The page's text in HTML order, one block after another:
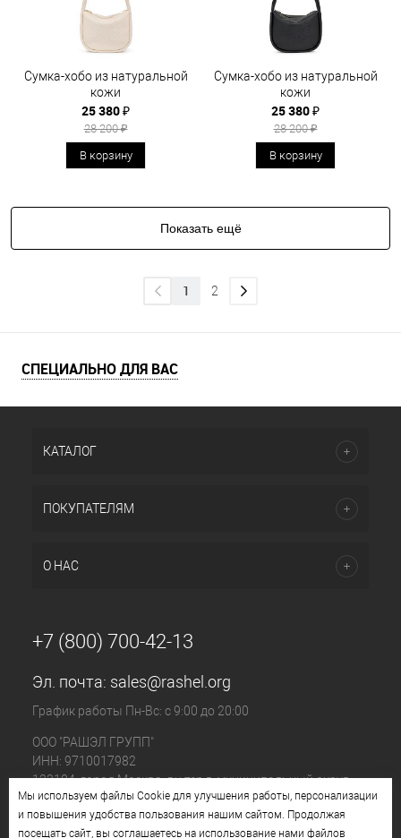
Сумка-хобо из натуральной
кожи
25 380 ₽
28 200 ₽
В корзину
Сумка-хобо из натуральной
кожи
25 380 ₽
28 200 ₽
В корзину
Показать ещё
1 2
СПЕЦИАЛЬНО ДЛЯ ВАС
КАТАЛОГ
ПОКУПАТЕЛЯМ
О НАС
+7 (800) 700-42-13
Эл. почта: sales@rashel.org
График работы Пн-Вс: с 9:00 до 20:00
ООО "РАШЭЛ ГРУПП"
ИНН: 9710017982
123104, город Москва, вн.тер.г. муниципальный округ
Пресненский, ул. Большая Бронная, д. 23 стр. 1, этаж 4
помещ. I, ком. №11
Мы используем файлы Cookie для улучшения работы, персонализации
и повышения удобства пользования нашим сайтом. Продолжая
посещать сайт, вы соглашаетесь на использование нами файлов